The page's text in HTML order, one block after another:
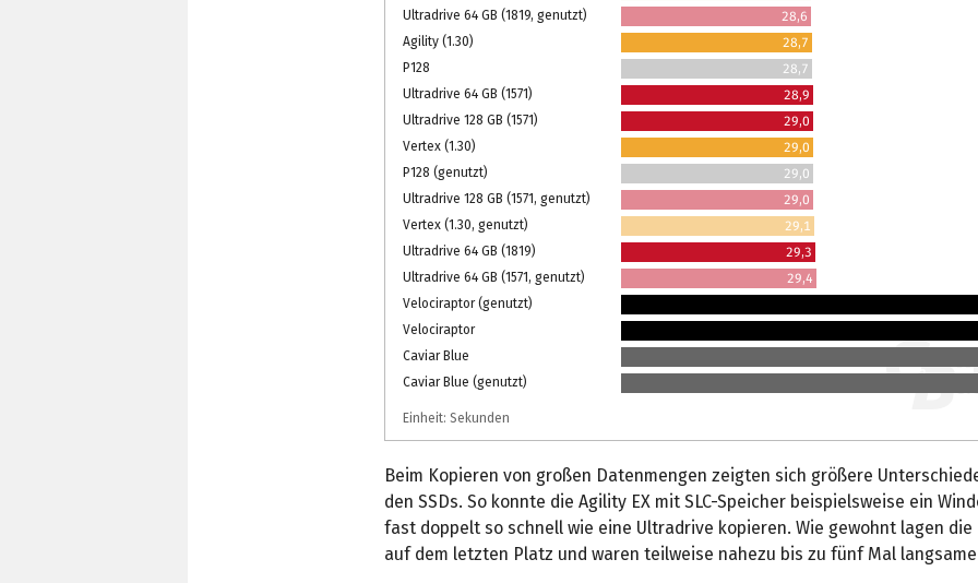
Ultradrive 64 GB (1819, genutzt)
28,6
Agility (1.30)
28,7
P128
28,7
Ultradrive 64 GB (1571)
28,9
Ultradrive 128 GB (1571)
29,0
Vertex (1.30)
29,0
P128 (genutzt)
29,0
Ultradrive 128 GB (1571, genutzt)
29,0
Vertex (1.30, genutzt)
29,1
Ultradrive 64 GB (1819)
29,3
Ultradrive 64 GB (1571, genutzt)
29,4
Velociraptor (genutzt)
Velociraptor
Caviar Blue
Caviar Blue (genutzt)
Einheit: Sekunden
Beim Kopieren von großen Datenmengen zeigten sich größere
den SSDs. So konnte die Agility EX mit SLC-Speicher beispielsweise ein
fast doppelt so schnell wie eine Ultradrive kopieren. Wie gewohnt lagen
auf dem letzten Platz und waren teilweise nahezu bis zu fünf Mal